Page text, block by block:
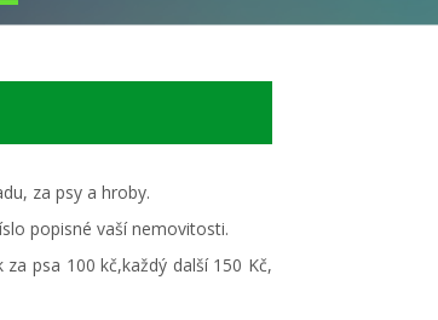
za psy a hroby.
popisné vaší nemovitosti.
psa 100 kč,každý další 150 Kč,